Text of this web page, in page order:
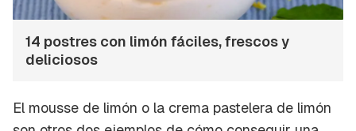
14 postres con limón fáciles, frescos y
deliciosos
El mousse de limón o la crema pastelera de limón